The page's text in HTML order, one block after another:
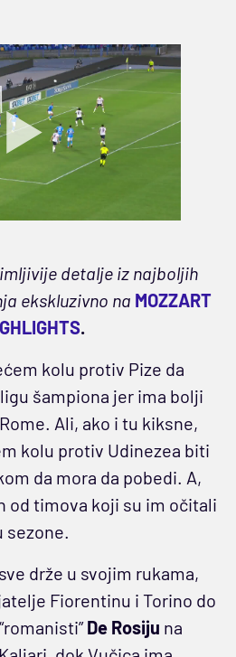
detalje iz najboljih
ekskluzivno na MOZZART
.
kolu protiv Pize da
šampiona jer ima bolji
Ali, ako i tu kiksne,
kolu protiv Udinezea biti
da mora da pobedi. A,
od timova koji su im očitali
sezone.
drže u svojim rukama,
Fiorentinu i Torino do
De Rosiju na